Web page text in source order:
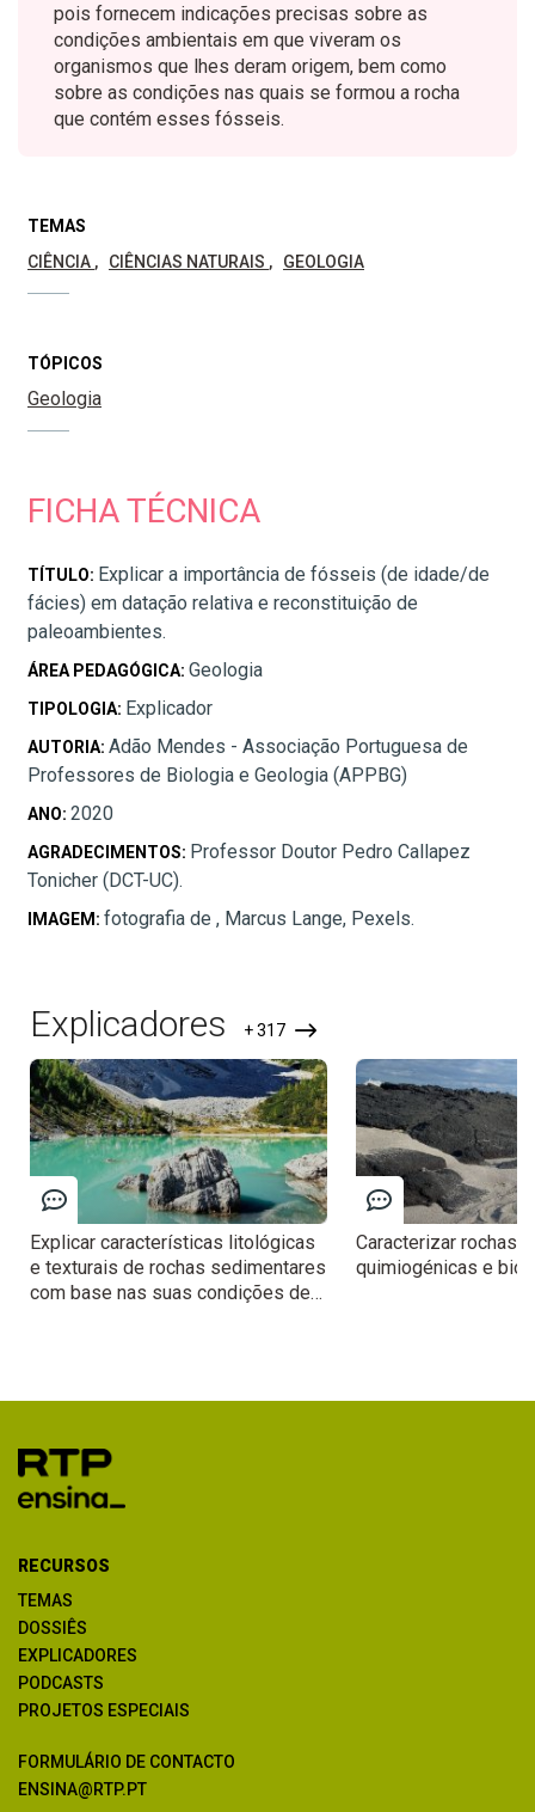
pois fornecem indicações precisas sobre as
condições ambientais em que viveram os
organismos que lhes deram origem, bem como
sobre as condições nas quais se formou a rocha
que contém esses fósseis.
TEMAS
CIÊNCIA
CIÊNCIAS NATURAIS GEOLOGIA
TÓPICOS
Geologia
FICHA TÉCNICA
TÍTULO: Explicar a importância de fósseis (de idade/de
fácies) em datação relativa e reconstituição de
paleoambientes.
ÁREA PEDAGÓGICA: Geologia
TIPOLOGIA: Explicador
AUTORIA: Adão Mendes - Associação Portuguesa de
Professores de Biologia e Geologia (APPBG)
ANO: 2020
AGRADECIMENTOS: Professor Doutor Pedro Callapez
Tonicher (DCT-UC).
IMAGEM: fotografia de , Marcus Lange, Pexels.
Explicadores + 317
Explicar características litológicas
e texturais de rochas sedimentares
com base nas suas condições de
Caracterizar rochas
quimiogénicas e
RECURSOS
TEMAS
DOSSIÊS
EXPLICADORES
PODCASTS
PROJETOS ESPECIAIS
FORMULÁRIO DE CONTACTO
ENSINA@RTP.PT